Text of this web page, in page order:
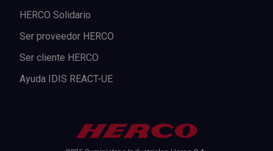
HERCO Solidario
Ser proveedor HERCO
Ser cliente HERCO
Ayuda IDIS REACT-UE